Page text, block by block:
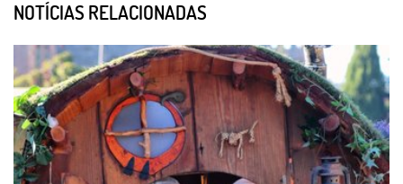
NOTÍCIAS RELACIONADAS